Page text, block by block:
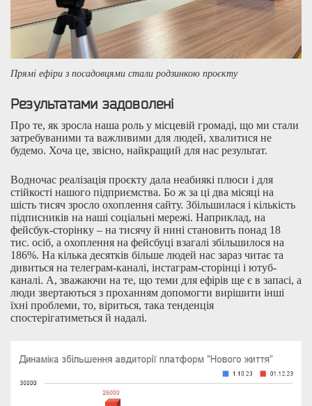
Прямі ефіри з посадовцями стали родзинкою проєкту
Результатами задоволені
Про те, як зросла наша роль у місцевій громаді, що ми стали
затребуваними та важливими для людей, хвалитися не
будемо. Хоча це, звісно, найкращий для нас результат.
Водночас реалізація проєкту дала неабиякі плюси і для
стійкості нашого підприємства. Бо ж за ці два місяці на
шість тисяч зросло охоплення сайту. Збільшилася і кількість
підписників на наші соціальні мережі. Наприклад, на
фейсбук-сторінку – на тисячу й нині становить понад 18
тис. осіб, а охоплення на фейсбуці взагалі збільшилося на
186%. На кілька десятків більше людей нас зараз читає та
дивиться на телеграм-каналі, інстаграм-сторінці і ютуб-
каналі. А, зважаючи на те, що теми для ефірів ще є в запасі, а
люди звертаються з проханням допомогти вирішити інші
їхні проблеми, то, віриться, така тенденція
спостерігатиметься й надалі.